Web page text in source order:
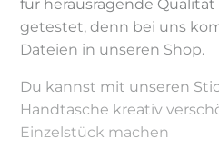
für herausragende Qualität
getestet, denn bei uns
Dateien in unseren Shop.
Du kannst mit unseren
Handtasche kreativ
Einzelstück machen